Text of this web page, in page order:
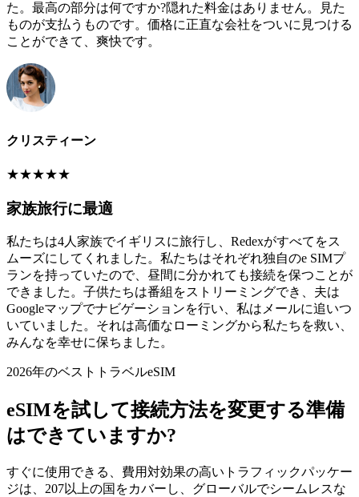
た。最高の部分は何ですか?隠れた料金はありません。見た
ものが支払うものです。価格に正直な会社をついに見つける
ことができて、爽快です。
クリスティーン
★★★★★
家族旅行に最適
私たちは4人家族でイギリスに旅行し、Redexがすべてをス
ムーズにしてくれました。私たちはそれぞれ独自のe SIMプ
ランを持っていたので、昼間に分かれても接続を保つことが
できました。子供たちは番組をストリーミングでき、夫は
Googleマップでナビゲーションを行い、私はメールに追いつ
いていました。それは高価なローミングから私たちを救い、
みんなを幸せに保ちました。
2026年のベストトラベルeSIM
eSIMを試して接続方法を変更する準備
はできていますか?
すぐに使用できる、費用対効果の高いトラフィックパッケー
ジは、207以上の国をカバーし、グローバルでシームレスな